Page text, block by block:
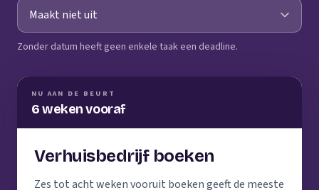
Zonder datum heeft geen enkele taak een deadline.
NU AAN DE BEURT
6 weken vooraf
Verhuisbedrijf boeken
Zes tot acht weken vooruit boeken geeft de meeste